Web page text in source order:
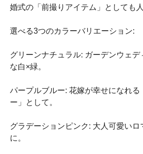
婚式の「前撮りアイテム」としても人
選べる3つのカラーバリエーション:
グリーンナチュラル: ガーデンウェ
な白×緑。
パープルブルー: 花嫁が幸せになれる
ー」として。
グラデーションピンク: 大人可愛い
に。